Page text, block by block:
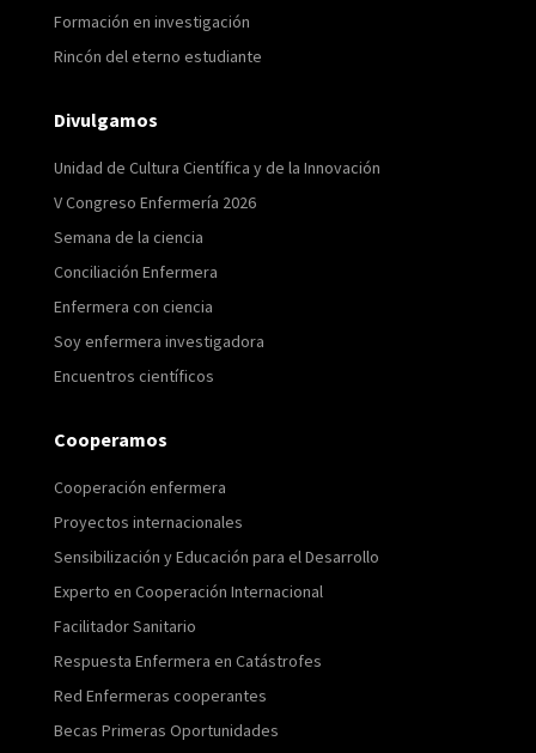
Formación en investigación
Rincón del eterno estudiante
Divulgamos
Unidad de Cultura Científica y de la Innovación
V Congreso Enfermería 2026
Semana de la ciencia
Conciliación Enfermera
Enfermera con ciencia
Soy enfermera investigadora
Encuentros científicos
Cooperamos
Cooperación enfermera
Proyectos internacionales
Sensibilización y Educación para el Desarrollo
Experto en Cooperación Internacional
Facilitador Sanitario
Respuesta Enfermera en Catástrofes
Red Enfermeras cooperantes
Becas Primeras Oportunidades